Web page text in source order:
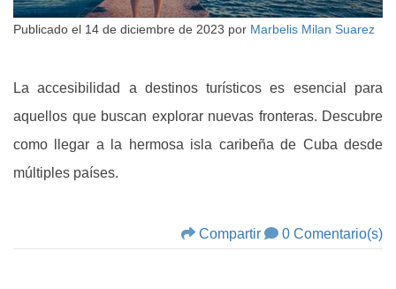
Publicado el 14 de diciembre de 2023 por Marbelis Milan Suarez
La accesibilidad a destinos turísticos es esencial para
aquellos que buscan explorar nuevas fronteras. Descubre
como llegar a la hermosa isla caribeña de Cuba desde
múltiples países.
Compartir 0 Comentario(s)